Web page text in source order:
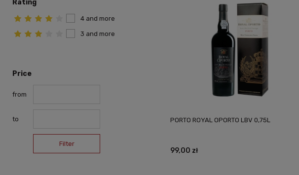
Rating
4 and more
3 and more
Price
from
to
Filter
PORTO ROYAL OPORTO LBV 0,75L
99,00 zł